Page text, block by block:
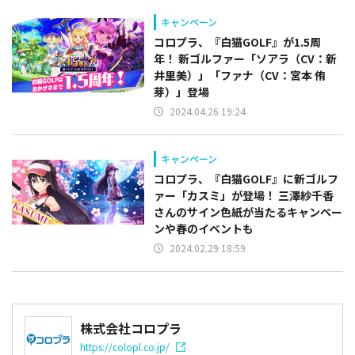
キャンペーン
コロプラ、『白猫GOLF』が1.5周
年！ 新ゴルファー「ソアラ（CV：新
井里美）」「ファナ（CV：宮本 侑
芽）」登場
2024.04.26 19:24
キャンペーン
コロプラ、『白猫GOLF』に新ゴルフ
ァー「カスミ」が登場！ 三澤紗千香
さんのサイン色紙が当たるキャンペー
ンや春のイベントも
2024.02.29 18:59
株式会社コロプラ
https://colopl.co.jp/